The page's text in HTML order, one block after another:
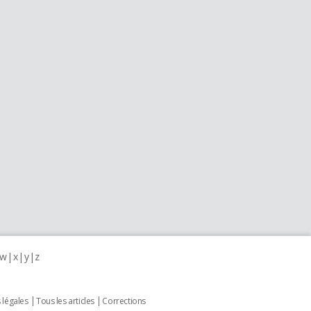
x y z
Tous les articles Corrections